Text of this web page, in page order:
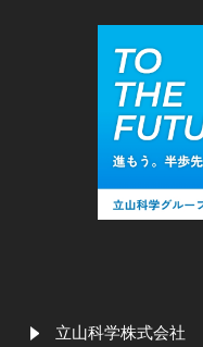
立山科学株式会社